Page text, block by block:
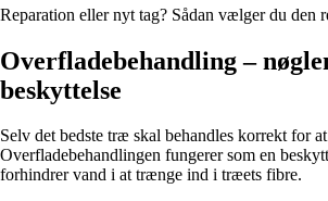
Reparation eller nyt tag? Sådan vælger du den
Overfladebehandling –
beskyttelse
Selv det bedste træ skal behandles korrekt for
Overfladebehandlingen fungerer som en
forhindrer vand i at trænge ind i træets fibre.